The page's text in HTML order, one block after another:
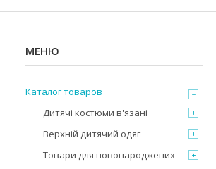
Каталог товаров
Дитячі костюми в'язані
Верхній дитячий одяг
Товари для новонароджених